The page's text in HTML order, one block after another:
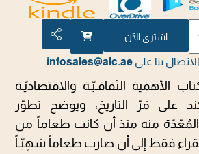
اشتري الآن
بنا على infosales@alc.ae
الأهمية الثقافـيّـة والاقتصاديّـة
على مَرّ التاريخ، ويوضح تطوّر
المُعّدّة منه منذ أن كانت طعاماً من
فقط إلى أن صارت طعاماً شهِيّـاً